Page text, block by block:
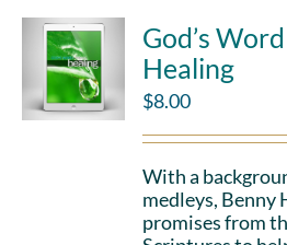
God’s
Healing
$8.00
With a
medleys, Benny
promises from